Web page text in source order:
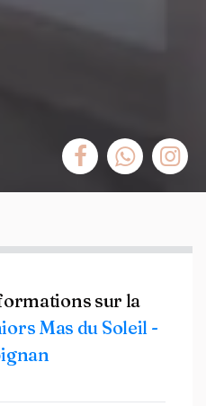
sur la
Mas du Soleil -